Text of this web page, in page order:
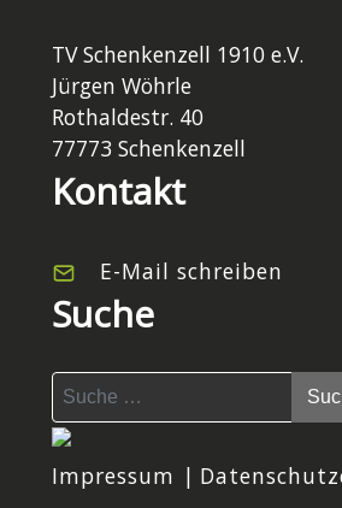
TV Schenkenzell 1910 e.V.
Jürgen Wöhrle
Rothaldestr. 40
77773 Schenkenzell
Kontakt
E-Mail schreiben
Suche
Suchen
Impressum |